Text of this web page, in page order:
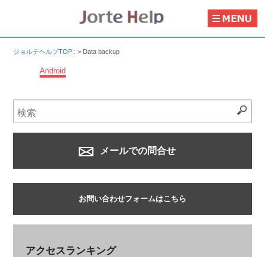
ジョルテヘルプTOP : > Data backup
Android
メールでの問合せ
お問い合わせフォームはこちら
アクセスランキング